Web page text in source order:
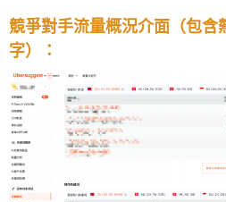
競爭對手流量概況介面（包含
字）：